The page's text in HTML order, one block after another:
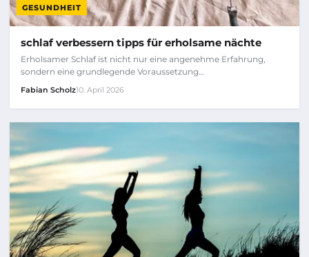
GESUNDHEIT
schlaf verbessern tipps für erholsame nächte
Erholsamer Schlaf ist nicht nur eine angenehme Erfahrung,
sondern eine grundlegende Voraussetzung…
Fabian Scholz10. April 2026